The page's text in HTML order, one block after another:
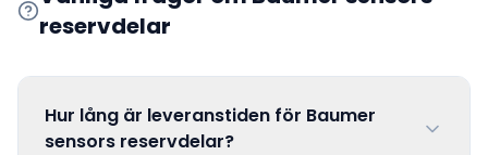
reservdelar
Hur lång är leveranstiden för Baumer
sensors reservdelar?